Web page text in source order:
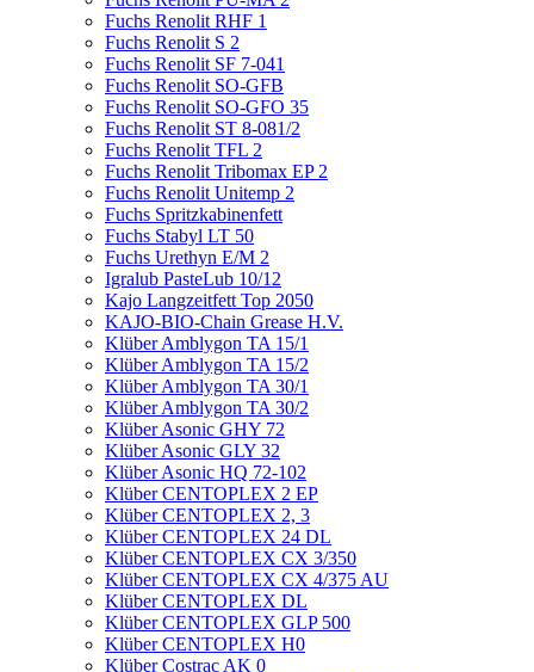
Fuchs Renolit RHF 1
Fuchs Renolit S 2
Fuchs Renolit SF 7-041
Fuchs Renolit SO-GFB
Fuchs Renolit SO-GFO 35
Fuchs Renolit ST 8-081/2
Fuchs Renolit TFL 2
Fuchs Renolit Tribomax EP 2
Fuchs Renolit Unitemp 2
Fuchs Spritzkabinenfett
Fuchs Stabyl LT 50
Fuchs Urethyn E/M 2
Igralub PasteLub 10/12
Kajo Langzeitfett Top 2050
KAJO-BIO-Chain Grease H.V.
Klüber Amblygon TA 15/1
Klüber Amblygon TA 15/2
Klüber Amblygon TA 30/1
Klüber Amblygon TA 30/2
Klüber Asonic GHY 72
Klüber Asonic GLY 32
Klüber Asonic HQ 72-102
Klüber CENTOPLEX 2 EP
Klüber CENTOPLEX 2, 3
Klüber CENTOPLEX 24 DL
Klüber CENTOPLEX CX 3/350
Klüber CENTOPLEX CX 4/375 AU
Klüber CENTOPLEX DL
Klüber CENTOPLEX GLP 500
Klüber CENTOPLEX H0
Klüber Costrac AK 0